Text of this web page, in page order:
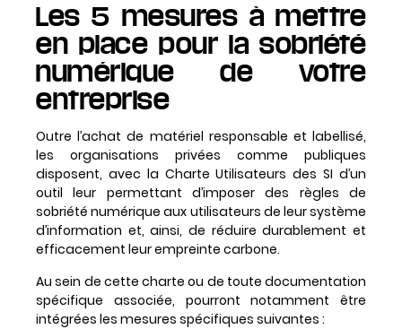
Les 5 mesures à mettre
en place pour la sobriété
numérique de votre
entreprise
Outre l’achat de matériel responsable et labellisé,
les organisations privées comme publiques
disposent, avec la Charte Utilisateurs des SI d’un
outil leur permettant d’imposer des règles de
sobriété numérique aux utilisateurs de leur système
d’information et, ainsi, de réduire durablement et
efficacement leur empreinte carbone.
Au sein de cette charte ou de toute documentation
spécifique associée, pourront notamment être
intégrées les mesures spécifiques suivantes :